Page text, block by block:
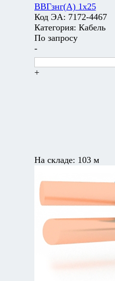
ВВГзнг(А) 1х25
Код ЭА: 7172-4467
Категория: Кабель
По запросу
-
+
На складе: 103 м